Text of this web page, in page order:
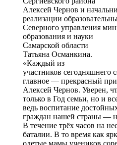
Алексей Чернов и
реализации
Северного управления
образования и науки
Самарской области
Татьяна Османкина.
«Каждый из
участников сегодняшнего
главное — прекрасный
Алексей Чернов. Уверен,
только в Год семьи, но и
ведь воспитание
граждан нашей страны —
В течение трёх часов на
баталии. В то время как
одетые мамы учеников